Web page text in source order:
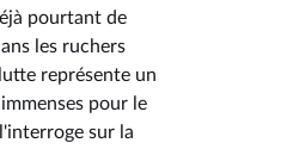
pourtant de
les ruchers
représente un
pour le
sur la